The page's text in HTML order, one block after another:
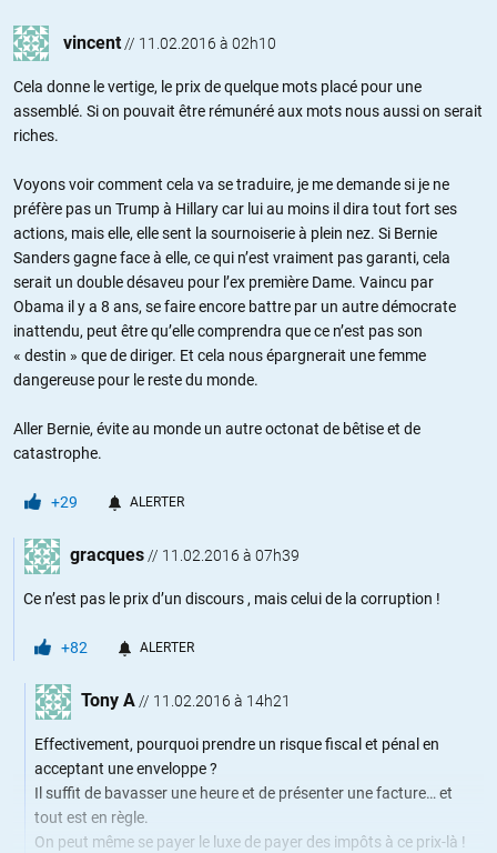
vincent // 11.02.2016 à 02h10
Cela donne le vertige, le prix de quelque mots placé pour une
assemblé. Si on pouvait être rémunéré aux mots nous aussi on serait
riches.
Voyons voir comment cela va se traduire, je me demande si je ne
préfère pas un Trump à Hillary car lui au moins il dira tout fort ses
actions, mais elle, elle sent la sournoiserie à plein nez. Si Bernie
Sanders gagne face à elle, ce qui n’est vraiment pas garanti, cela
serait un double désaveu pour l’ex première Dame. Vaincu par
Obama il y a 8 ans, se faire encore battre par un autre démocrate
inattendu, peut être qu’elle comprendra que ce n’est pas son
« destin » que de diriger. Et cela nous épargnerait une femme
dangereuse pour le reste du monde.
Aller Bernie, évite au monde un autre octonat de bêtise et de
catastrophe.
+29 ALERTER
gracques // 11.02.2016 à 07h39
Ce n’est pas le prix d’un discours , mais celui de la corruption !
+82 ALERTER
Tony A // 11.02.2016 à 14h21
Effectivement, pourquoi prendre un risque fiscal et pénal en
acceptant une enveloppe ?
Il suffit de bavasser une heure et de présenter une facture… et
tout est en règle.
On peut même se payer le luxe de payer des impôts à ce prix-là !